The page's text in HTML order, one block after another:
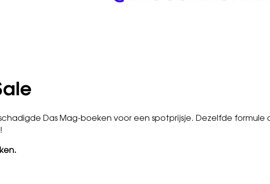
Das Mag-boeken voor een spotprijsje. Dezelfde formule